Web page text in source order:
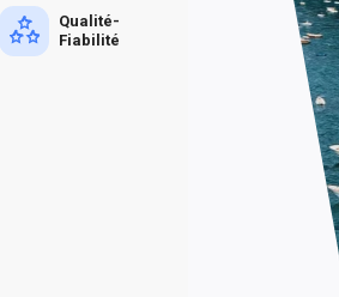
Qualité-
Fiabilité